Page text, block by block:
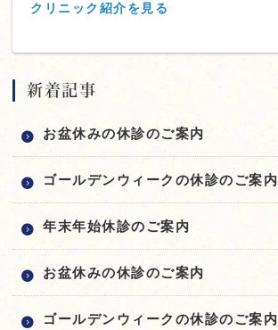
クリニック紹介を見る
新着記事
お盆休みの休診のご案内
ゴールデンウィークの休診のご案内
年末年始休診のご案内
お盆休みの休診のご案内
ゴールデンウィークの休診のご案内